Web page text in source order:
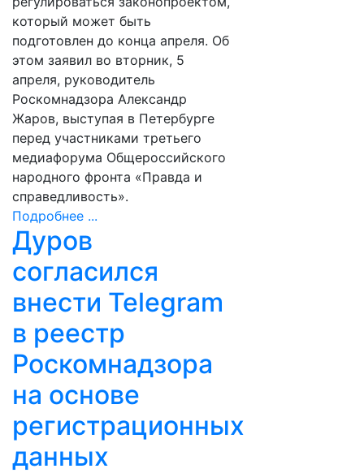
который может быть
подготовлен до конца апреля. Об
этом заявил во вторник, 5
апреля, руководитель
Роскомнадзора Александр
Жаров, выступая в Петербурге
перед участниками третьего
медиафорума Общероссийского
народного фронта «Правда и
справедливость».
Подробнее ...
Дуров
согласился
внести Telegram
в реестр
Роскомнадзора
на основе
регистрационных
данных